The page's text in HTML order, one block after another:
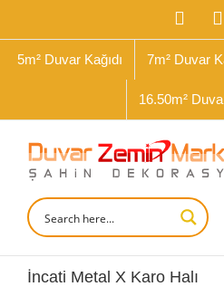
5m² Duvar Kağıdı 7m² Duvar
16.50m²
İncati Metal X Karo Halı